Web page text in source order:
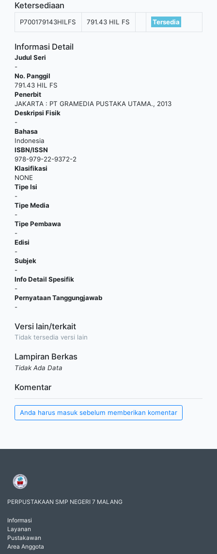
Ketersediaan
P700179143HILFS 791.43 HIL FS Tersedia
Informasi Detail
Judul Seri
-
No. Panggil
791.43 HIL FS
Penerbit
JAKARTA : PT GRAMEDIA PUSTAKA UTAMA., 2013
Deskripsi Fisik
-
Bahasa
Indonesia
ISBN/ISSN
978-979-22-9372-2
Klasifikasi
NONE
Tipe Isi
-
Tipe Media
-
Tipe Pembawa
-
Edisi
-
Subjek
-
Info Detail Spesifik
-
Pernyataan Tanggungjawab
-
Versi lain/terkait
Tidak tersedia versi lain
Lampiran Berkas
Tidak Ada Data
Komentar
Anda harus masuk sebelum memberikan komentar
PERPUSTAKAAN SMP NEGERI 7 MALANG
Informasi
Layanan
Pustakawan
Area Anggota